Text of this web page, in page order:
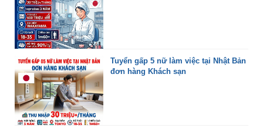
Tuyển gấp 5 nữ làm việc tại Nhật Bản
đơn hàng Khách sạn